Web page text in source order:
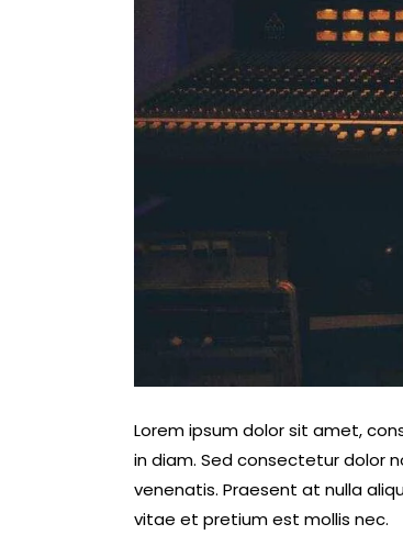
Lorem ipsum dolor sit amet,
in diam. Sed consectetur dolor
venenatis. Praesent at nulla
vitae et pretium est mollis nec.